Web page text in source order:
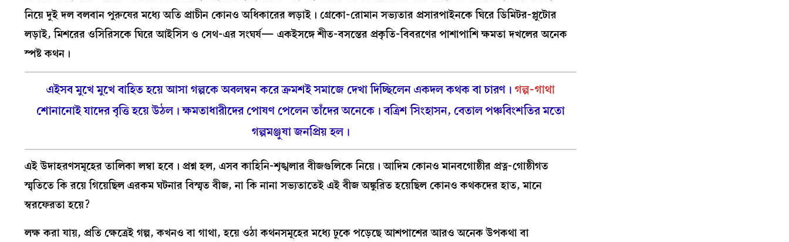
নিয়ে দুই দল বলবান পুরুষের মধ্যে অতি প্রাচীন কোনও অধিকারের লড়াই। গ্রেকো-রোমান সভ্যতার প্রসারপাইনকে ঘিরে ডিমিটর-প্লুটোর
লড়াই, মিশরের ওসিরিসকে ঘিরে আইসিস ও সেথ-এর সংঘর্ষ— একইসঙ্গে শীত-বসন্তের প্রকৃতি-বিবরণের পাশাপাশি ক্ষমতা দখলের অনেক
স্পষ্ট কথন।
এইসব মুখে মুখে বাহিত হয়ে আসা গল্পকে অবলম্বন করে ক্রমশই সমাজে দেখা দিচ্ছিলেন একদল কথক বা চারণ।গল্প-গাথা
শোনানোই যাদের বৃত্তি হয়ে উঠল। ক্ষমতাধারীদের পোষণ পেলেন তাঁদেরঅনেকে। বত্রিশ সিংহাসন, বেতাল পঞ্চবিংশতির মতো
গল্পমঞ্জুষা জনপ্রিয় হল।
এই উদাহরণসমূহের তালিকা লম্বা হবে। প্রশ্ন হল, এসব কাহিনি-শৃঙ্খলার বীজগুলিকে নিয়ে। আদিম কোনও মানবগোষ্ঠীর প্রত্ন-গোষ্ঠীগত
স্মৃতিতে কি রয়ে গিয়েছিল এরকম ঘটনার বিস্মৃত বীজ, না কি নানা সভ্যতাতেই এই বীজ অঙ্কুরিত হয়েছিল কোনও কথকদের হাত, মানে
স্বরফেরতা হয়ে?
লক্ষ করা যায়, প্রতি ক্ষেত্রেই গল্প, কখনও বা গাথা, হয়ে ওঠা কথনসমূহের মধ্যে ঢুকে পড়েছে আশপাশের আরও অনেক উপকথা বা